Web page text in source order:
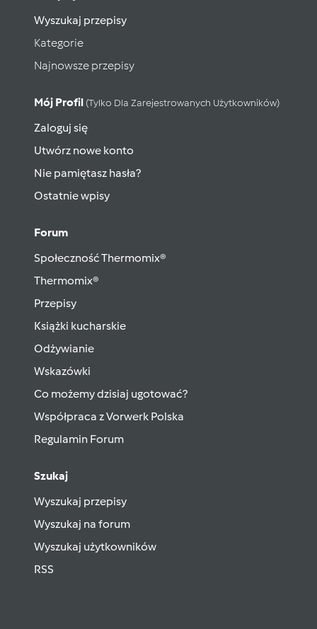
Wyszukaj przepisy
Kategorie
Najnowsze przepisy
Mój Profil (tylko Dla Zarejestrowanych Użytkowników)
Zaloguj się
Utwórz nowe konto
Nie pamiętasz hasła?
Ostatnie wpisy
Forum
Społeczność Thermomix®
Thermomix®
Przepisy
Książki kucharskie
Odżywianie
Wskazówki
Co możemy dzisiaj ugotować?
Współpraca z Vorwerk Polska
Regulamin Forum
Szukaj
Wyszukaj przepisy
Wyszukaj na forum
Wyszukaj użytkowników
RSS